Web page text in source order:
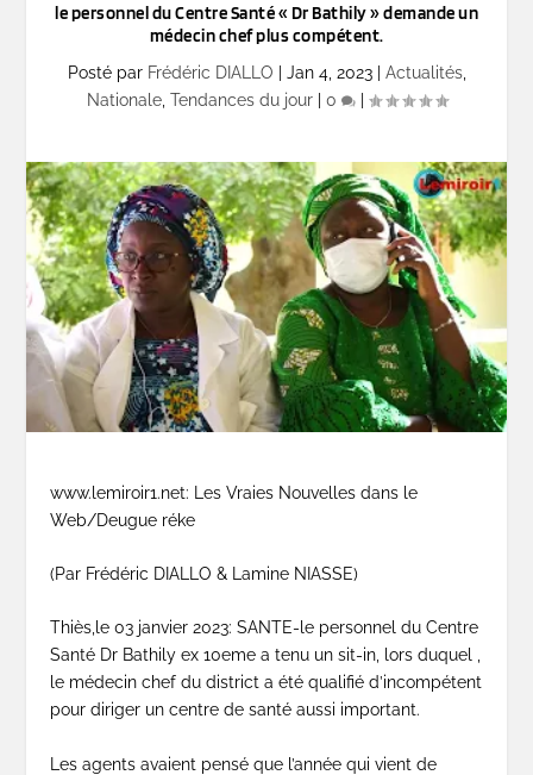
le personnel du Centre Santé « Dr Bathily » demande un
médecin chef plus compétent.
Posté par Frédéric DIALLO Jan 4, 2023| Actualités,
Nationale, Tendances du jour| 0 |
www.lemiroir1.net: Les Vraies Nouvelles dans le
Web/Deugue réke
(Par Frédéric DIALLO & Lamine NIASSE)
Thiès,le 03 janvier 2023: SANTE-le personnel du Centre
Santé Dr Bathily ex 10eme a tenu un sit-in, lors duquel ,
le médecin chef du district a été qualifié d’incompétent
pour diriger un centre de santé aussi important.
Les agents avaient pensé que l’année qui vient de